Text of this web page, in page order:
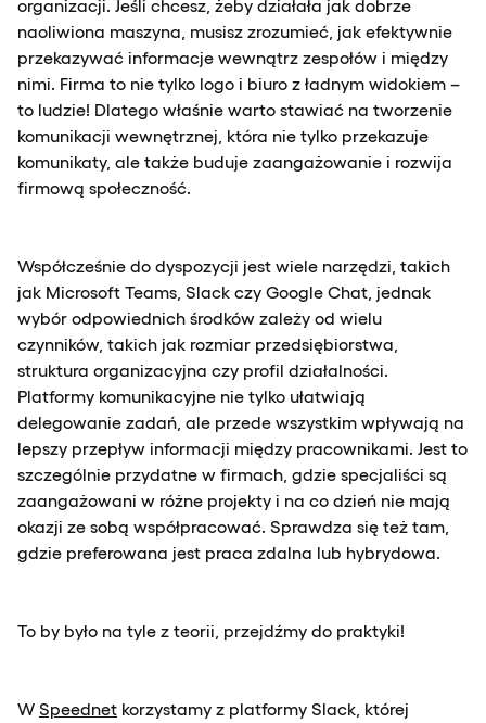
organizacji. Jeśli chcesz, żeby działała jak dobrze
naoliwiona maszyna, musisz zrozumieć, jak efektywnie
przekazywać informacje wewnątrz zespołów i między
nimi. Firma to nie tylko logo i biuro z ładnym widokiem –
to ludzie! Dlatego właśnie warto stawiać na tworzenie
komunikacji wewnętrznej, która nie tylko przekazuje
komunikaty, ale także buduje zaangażowanie i rozwija
firmową społeczność.
Współcześnie do dyspozycji jest wiele narzędzi, takich
jak Microsoft Teams, Slack czy Google Chat, jednak
wybór odpowiednich środków zależy od wielu
czynników, takich jak rozmiar przedsiębiorstwa,
struktura organizacyjna czy profil działalności.
Platformy komunikacyjne nie tylko ułatwiają
delegowanie zadań, ale przede wszystkim wpływają na
lepszy przepływ informacji między pracownikami. Jest to
szczególnie przydatne w firmach, gdzie specjaliści są
zaangażowani w różne projekty i na co dzień nie mają
okazji ze sobą współpracować. Sprawdza się też tam,
gdzie preferowana jest praca zdalna lub hybrydowa.
To by było na tyle z teorii, przejdźmy do praktyki!
W Speednet korzystamy z platformy Slack, której